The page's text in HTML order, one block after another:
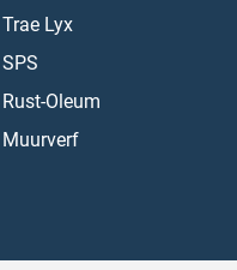
Trae Lyx
SPS
Rust-Oleum
Muurverf